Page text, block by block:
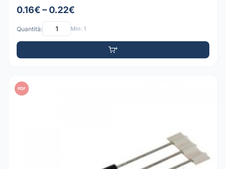
0.16€ – 0.22€
Quantità: Min: 1
PDF